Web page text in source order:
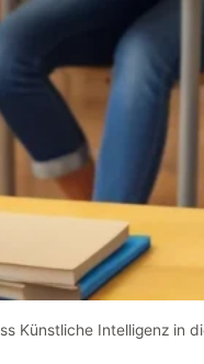
Künstliche Intelligenz in